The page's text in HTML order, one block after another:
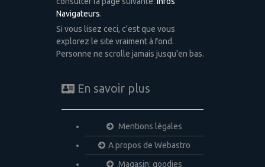
Navigateurs.
Si vous lisez ceci, c'est que vous
explorez le site vraiment à fond.
Personne ne scrolle jamais jusqu'en bas.
En savoir plus
Mentions légales
A propos de Webastro
Magasin: goodies